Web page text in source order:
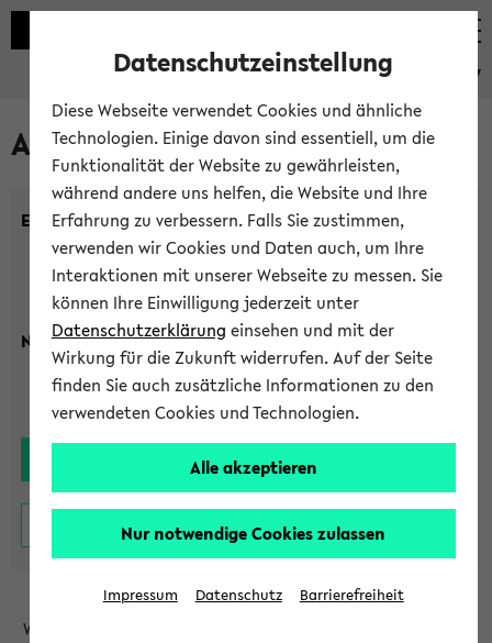
eKVV
Alle Lehrenden
Einrichtung:
Nachname:
Wählen Sie die Einrichtung aus und/oder geben Sie einen
Datenschutzeinstellung
Diese Webseite verwendet Cookies und ähnliche
Technologien. Einige davon sind essentiell, um die
Funktionalität der Website zu gewährleisten,
während andere uns helfen, die Website und Ihre
Erfahrung zu verbessern. Falls Sie zustimmen,
verwenden wir Cookies und Daten auch, um Ihre
Interaktionen mit unserer Webseite zu messen. Sie
können Ihre Einwilligung jederzeit unter
Datenschutzerklärung einsehen und mit der
Wirkung für die Zukunft widerrufen. Auf der Seite
finden Sie auch zusätzliche Informationen zu den
verwendeten Cookies und Technologien.
Alle akzeptieren
Nur notwendige Cookies zulassen
Impressum Datenschutz Barrierefreiheit